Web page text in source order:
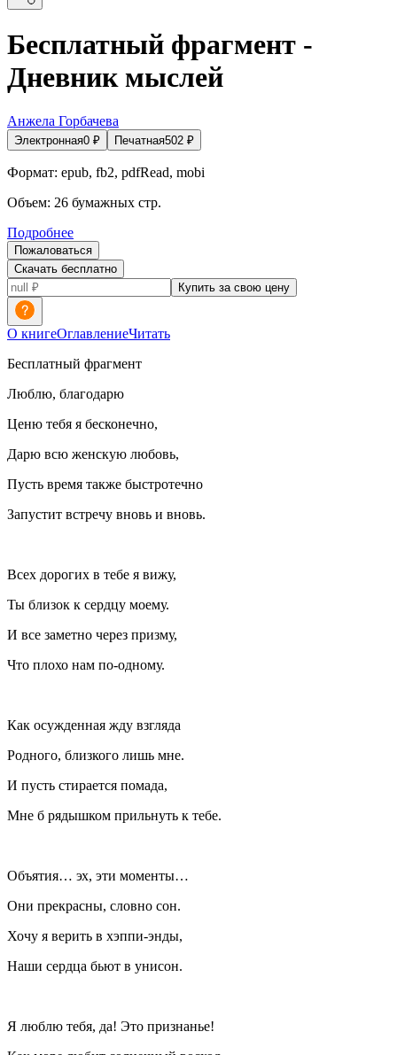
Бесплатный фрагмент -
Дневник мыслей
Анжела Горбачева
Электронная0 ₽ Печатная502 ₽
Формат: epub, fb2, pdfRead, mobi
Объем: 26 бумажных стр.
Подробнее
Пожаловаться
Скачать бесплатно
Купить за свою цену
О книгеОглавлениеЧитать
Бесплатный фрагмент
Люблю, благодарю
Ценю тебя я бесконечно,
Дарю всю женскую любовь,
Пусть время также быстротечно
Запустит встречу вновь и вновь.
Всех дорогих в тебе я вижу,
Ты близок к сердцу моему.
И все заметно через призму,
Что плохо нам по-одному.
Как осужденная жду взгляда
Родного, близкого лишь мне.
И пусть стирается помада,
Мне б рядышком прильнуть к тебе.
Объятия… эх, эти моменты…
Они прекрасны, словно сон.
Хочу я верить в хэппи-энды,
Наши сердца бьют в унисон.
Я люблю тебя, да! Это признанье!